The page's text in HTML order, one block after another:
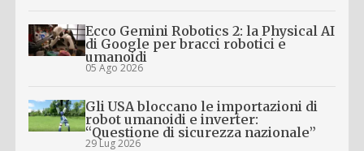
Ecco Gemini Robotics 2: la Physical AI
di Google per bracci robotici e
umanoidi
05 Ago 2026
Gli USA bloccano le importazioni di
robot umanoidi e inverter:
“Questione di sicurezza nazionale”
29 Lug 2026